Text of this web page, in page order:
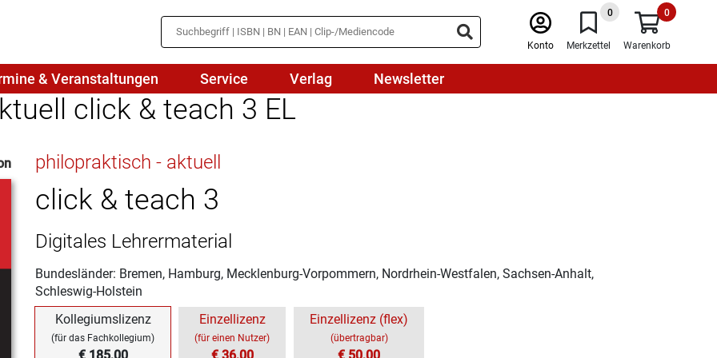
Konto
0
Merkzettel
0
Warenkorb
Medienbildung
Naturwissenschaften/NuT
Physik
Politik
Religion
Spanisch
& Veranstaltungen Service Verlag Newsletter
click & teach 3 EL
philopraktisch - aktuell
click & teach 3
Digitales Lehrermaterial
Bundesländer: Bremen, Hamburg, Mecklenburg-Vorpommern, Nordrhein-Westfalen, Sachsen-Anhalt,
Schleswig-Holstein
Kollegiumslizenz
(für das Fachkollegium)
Einzellizenz
(für einen Nutzer)
Einzellizenz (flex)
(übertragbar)